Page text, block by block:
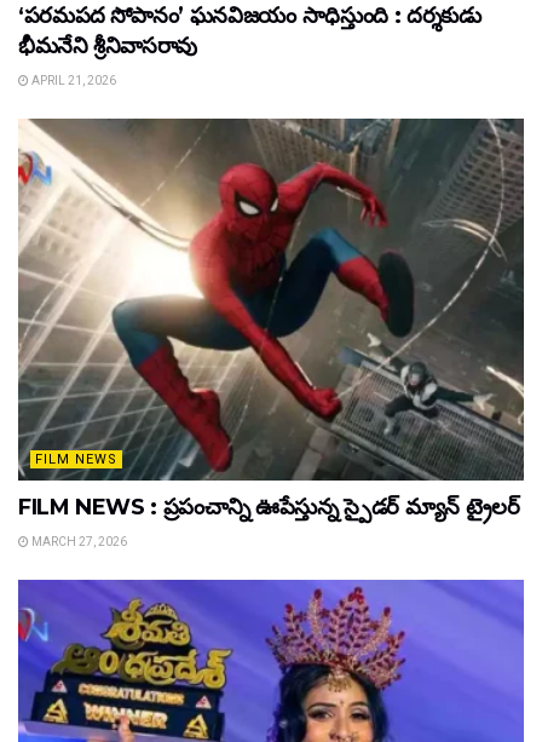
‘పరమపద సోపానం’ ఘనవిజయం సాధిస్తుంది : దర్శకుడు
భీమనేని శ్రీనివాసరావు
APRIL 21, 2026
FILM NEWS
FILM NEWS : ప్రపంచాన్ని ఊపేస్తున్న స్పైడర్ మ్యాన్ ట్రైలర్
MARCH 27, 2026